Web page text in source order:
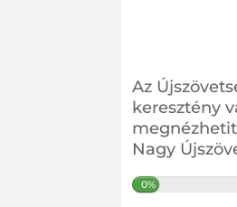
Az
keresztény
Nagy
0%